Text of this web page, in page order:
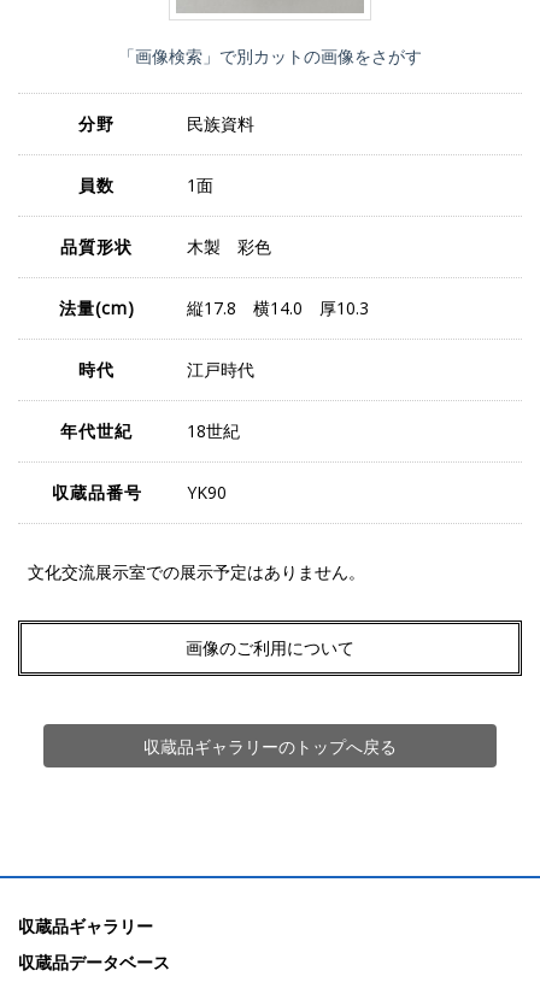
「画像検索」で別カットの画像をさがす
分野 民族資料
員数 1面
品質形状 木製 彩色
法量(cm) 縦17.8 横14.0 厚10.3
時代 江戸時代
年代世紀 18世紀
収蔵品番号 YK90
文化交流展示室での展示予定はありません。
画像のご利用について
収蔵品ギャラリーのトップへ戻る
収蔵品ギャラリー
収蔵品データベース